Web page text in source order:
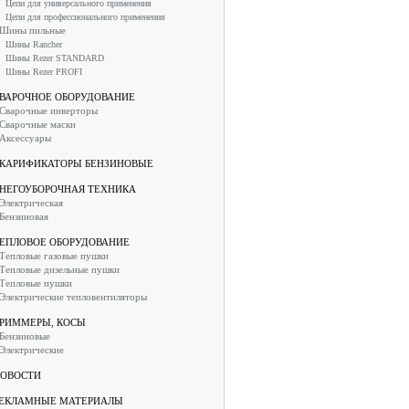
Цепи для универсального применения
Цепи для профессионального применения
Шины пильные
Шины Rancher
Шины Rezer STANDARD
Шины Rezer PROFI
ОБОРУДОВАНИЕ
Сварочные инверторы
Сварочные маски
Аксессуары
БЕНЗИНОВЫЕ
ТЕХНИКА
Электрическая
Бензиновая
ОБОРУДОВАНИЕ
Тепловые газовые пушки
Тепловые дизельные пушки
Тепловые пушки
Электрические тепловентиляторы
КОСЫ
Бензиновые
Электрические
МАТЕРИАЛЫ